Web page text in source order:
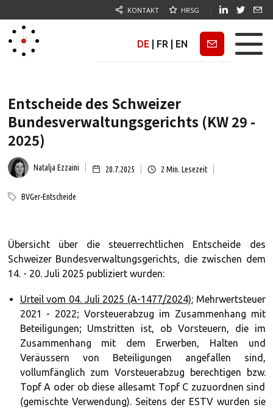
KONTAKT HRSG
DE FR EN Newsletter
Entscheide des Schweizer
Bundesverwaltungsgerichts (KW 29 -
2025)
Natalja Ezzaini 20.7.2025 2 Min. Lesezeit
BVGer-Entscheide
Übersicht über die steuerrechtlichen Entscheide des
Schweizer Bundesverwaltungsgerichts, die zwischen dem
14. - 20. Juli 2025 publiziert wurden:
Urteil vom 04. Juli 2025 (A-1477/2024):Mehrwertsteuer
2021 - 2022; Vorsteuerabzug im Zusammenhang mit
Beteiligungen; Umstritten ist, ob Vorsteuern, die im
Zusammenhang mit dem Erwerben, Halten und
Veräussern von Beteiligungen angefallen sind,
vollumfänglich zum Vorsteuerabzug berechtigen bzw.
Topf A oder ob diese allesamt Topf C zuzuordnen sind
(gemischte Verwendung). Seitens der ESTV wurden sie